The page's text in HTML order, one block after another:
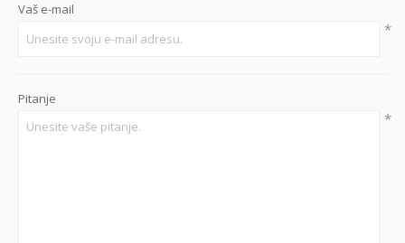
Vaš e-mail
*
Pitanje
*